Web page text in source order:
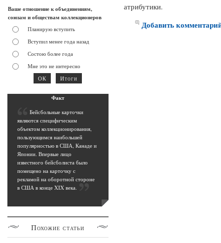
атрибутики.
Добавить
Ваше отношение к объединениям,
союзам и обществам коллекционеров
Планирую вступить
Вступил менее года назад
Состою более года
Мне это не интересно
Факт
Бейсбольные карточки
являются специфическим
объектом коллекционирования,
пользующимся наибольшей
популярностью в США, Канаде и
Японии. Впервые лицо
известного бейсболиста было
помещено на карточку с
рекламой на оборотной стороне
в США в конце XIX века.
Похожие статьи